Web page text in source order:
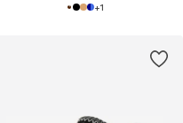
+1